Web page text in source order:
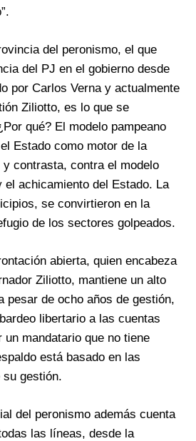
del peronismo, el que
del PJ en el gobierno desde
por Carlos Verna y actualmente
Ziliotto, es lo que se
qué? El modelo pampeano
Estado como motor de la
contrasta, contra el modelo
el achicamiento del Estado. La
se convirtieron en la
de los sectores golpeados.
abierta, quien encabeza
Ziliotto, mantiene un alto
pesar de ocho años de gestión,
libertario a las cuentas
mandatario que no tiene
está basado en las
gestión.
del peronismo además cuenta
las líneas, desde la